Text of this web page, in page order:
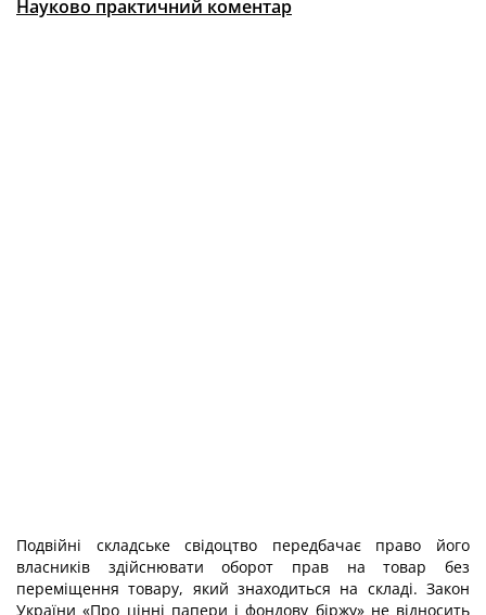
Науково практичний коментар
Подвійні складське свідоцтво передбачає право його
власників здійснювати оборот прав на товар без
переміщення товару, який знаходиться на складі. Закон
України «Про цінні папери і фондову біржу» не відносить